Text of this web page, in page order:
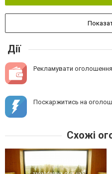
Дії
Рекламувати оголошення
Поскаржитись на
Схожі